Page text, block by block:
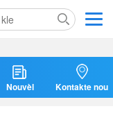
Nouvèl Kontakte nou